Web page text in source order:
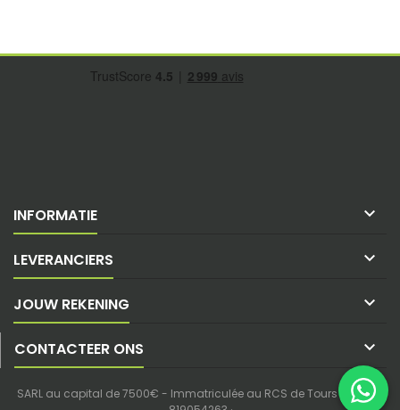
INFORMATIE 
LEVERANCIERS 
JOUW REKENING 
CONTACTEER ONS 
SARL au capital de 7500€ - Immatriculée au RCS de Tours - SIREN :